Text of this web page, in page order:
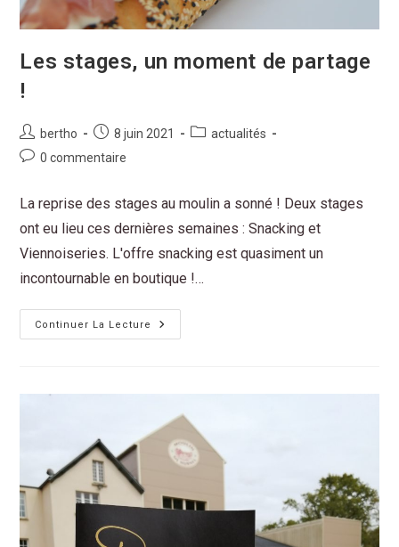
Les stages, un moment de partage
!
bertho 8 juin 2021
actualités
0 commentaire
La reprise des stages au moulin a sonné ! Deux stages
ont eu lieu ces dernières semaines : Snacking et
Viennoiseries. L'offre snacking est quasiment un
incontournable en boutique !…
Continuer La Lecture